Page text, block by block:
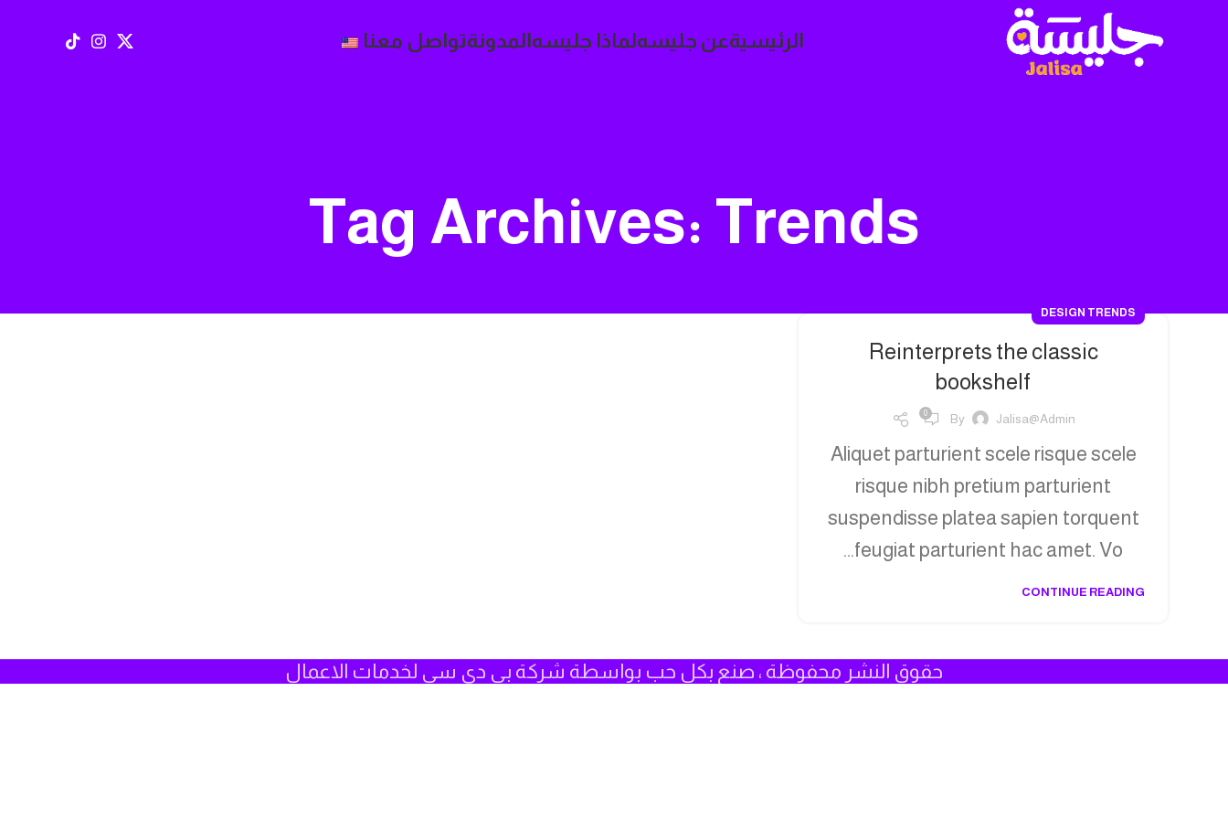
الرئيسيةعن جليسهلماذا جليسهالمدونةتواصل معنا
Tag Archives: Trends
DESIGN TRENDS
Reinterprets the classic
bookshelf
By Jalisa@admin
0
Aliquet parturient scele risque scele
risque nibh pretium parturient
suspendisse platea sapien torquent
feugiat parturient hac amet. Vo...
CONTINUE READING
حقوق النشر محفوظة ، صنع بكل حب بواسطة شركة بي دي سي لخدمات الاعمال